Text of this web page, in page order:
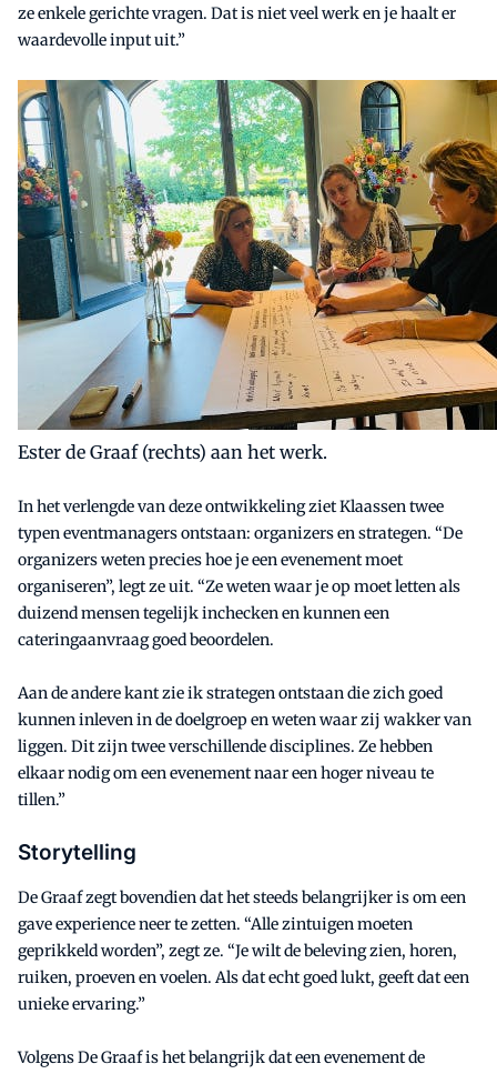
ze enkele gerichte vragen. Dat is niet veel werk en je haalt er
waardevolle input uit.”
Ester de Graaf (rechts) aan het werk.
In het verlengde van deze ontwikkeling ziet Klaassen twee
typen eventmanagers ontstaan: organizers en strategen. “De
organizers weten precies hoe je een evenement moet
organiseren”, legt ze uit. “Ze weten waar je op moet letten als
duizend mensen tegelijk inchecken en kunnen een
cateringaanvraag goed beoordelen.
Aan de andere kant zie ik strategen ontstaan die zich goed
kunnen inleven in de doelgroep en weten waar zij wakker van
liggen. Dit zijn twee verschillende disciplines. Ze hebben
elkaar nodig om een evenement naar een hoger niveau te
tillen.”
Storytelling
De Graaf zegt bovendien dat het steeds belangrijker is om een
gave experience neer te zetten. “Alle zintuigen moeten
geprikkeld worden”, zegt ze. “Je wilt de beleving zien, horen,
ruiken, proeven en voelen. Als dat echt goed lukt, geeft dat een
unieke ervaring.”
Volgens De Graaf is het belangrijk dat een evenement de